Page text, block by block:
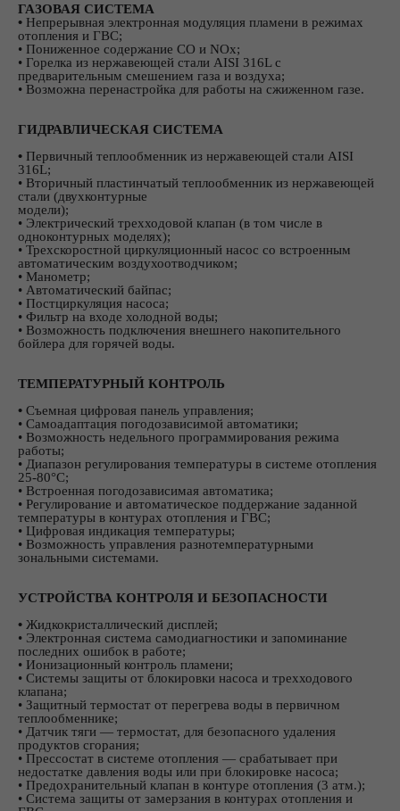
ГАЗОВАЯ СИСТЕМА
• Непрерывная электронная модуляция пламени в режимах
отопления и ГВС;
• Пониженное содержание СО и NOx;
• Горелка из нержавеющей стали AISI 316L с
предварительным смешением газа и воздуха;
• Возможна перенастройка для работы на сжиженном газе.
ГИДРАВЛИЧЕСКАЯ СИСТЕМА
• Первичный теплообменник из нержавеющей стали AISI
316L;
• Вторичный пластинчатый теплообменник из нержавеющей
стали (двухконтурные
модели);
• Электрический трехходовой клапан (в том числе в
одноконтурных моделях);
• Трехскоростной циркуляционный насос со встроенным
автоматическим воздухоотводчиком;
• Манометр;
• Автоматический байпас;
• Постциркуляция насоса;
• Фильтр на входе холодной воды;
• Возможность подключения внешнего накопительного
бойлера для горячей воды.
ТЕМПЕРАТУРНЫЙ КОНТРОЛЬ
• Съемная цифровая панель управления;
• Самоадаптация погодозависимой автоматики;
• Возможность недельного программирования режима
работы;
• Диапазон регулирования температуры в системе отопления
25-80°С;
• Встроенная погодозависимая автоматика;
• Регулирование и автоматическое поддержание заданной
температуры в контурах отопления и ГВС;
• Цифровая индикация температуры;
• Возможность управления разнотемпературными
зональными системами.
УСТРОЙСТВА КОНТРОЛЯ И БЕЗОПАСНОСТИ
• Жидкокристаллический дисплей;
• Электронная система самодиагностики и запоминание
последних ошибок в работе;
• Ионизационный контроль пламени;
• Системы защиты от блокировки насоса и трехходового
клапана;
• Защитный термостат от перегрева воды в первичном
теплообменнике;
• Датчик тяги — термостат, для безопасного удаления
продуктов сгорания;
• Прессостат в системе отопления — срабатывает при
недостатке давления воды или при блокировке насоса;
• Предохранительный клапан в контуре отопления (3 атм.);
• Система защиты от замерзания в контурах отопления и